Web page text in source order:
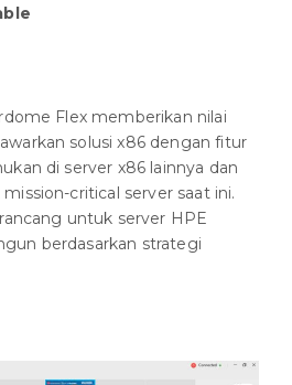
Flex memberikan nilai
solusi x86 dengan fitur
di server x86 lainnya dan
critical server saat ini.
untuk server HPE
berdasarkan strategi